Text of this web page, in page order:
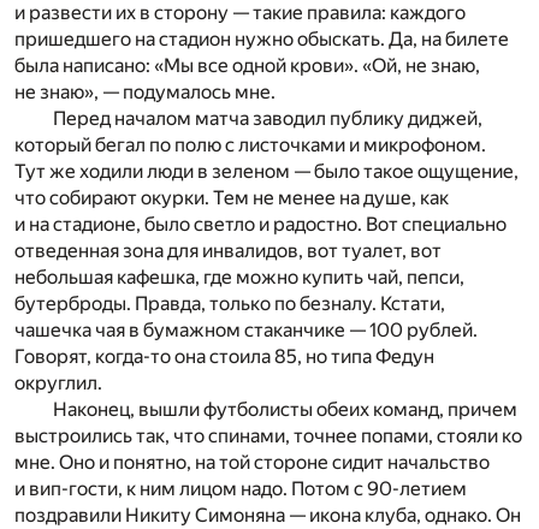
и развести их в сторону — такие правила: каждого
пришедшего на стадион нужно обыскать. Да, на билете
была написано: «Мы все одной крови». «Ой, не знаю,
не знаю», — подумалось мне.
Перед началом матча заводил публику диджей,
который бегал по полю с листочками и микрофоном.
Тут же ходили люди в зеленом — было такое ощущение,
что собирают окурки. Тем не менее на душе, как
и на стадионе, было светло и радостно. Вот специально
отведенная зона для инвалидов, вот туалет, вот
небольшая кафешка, где можно купить чай, пепси,
бутерброды. Правда, только по безналу. Кстати,
чашечка чая в бумажном стаканчике — 100 рублей.
Говорят, когда-то она стоила 85, но типа Федун
округлил.
Наконец, вышли футболисты обеих команд, причем
выстроились так, что спинами, точнее попами, стояли ко
мне. Оно и понятно, на той стороне сидит начальство
и вип-гости, к ним лицом надо. Потом с 90-летием
поздравили Никиту Симоняна — икона клуба, однако. Он